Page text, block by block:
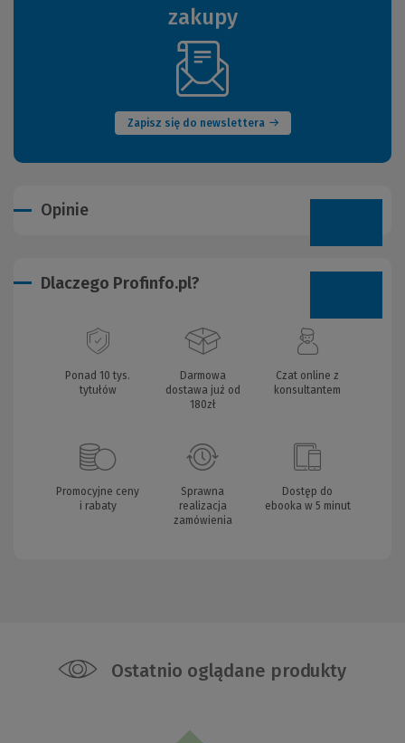
zakupy
Zapisz się do newslettera
(Nowe
okno)
Opinie
Dlaczego Profinfo.pl?
Ponad 10 tys.
tytułów
Darmowa
dostawa już od
180zł
Czat online z
konsultantem
Promocyjne ceny
i rabaty
Sprawna
realizacja
zamówienia
Dostęp do
ebooka w 5 minut
Ostatnio oglądane produkty